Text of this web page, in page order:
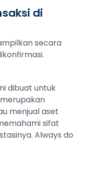
di
secara
dibuat untuk
menjual aset
sifat
Always do